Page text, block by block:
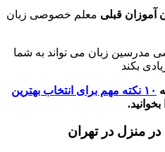
آموزان قبلی معلم خصوصی زبان
مدرسین زبان می تواند به شما
بکند
۱۰ نکته مهم برای انتخاب بهترین
بخوانید.
منزل در تهران